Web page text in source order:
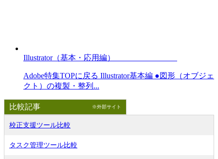
Illustrator（基本・応用編）
Adobe特集TOPに戻る Illustrator基本編 ●図形（オブジェ
クト）の複製・整列...
比較記事 ※外部サイト
校正支援ツール比較
タスク管理ツール比較